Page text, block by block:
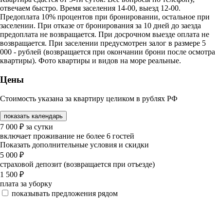
отвечаем быстро. Время заселения 14-00, выезд 12-00.
Предоплата 10% процентов при бронировании, остальное при
заселении. При отказе от бронирования за 10 дней до заезда
предоплата не возвращается. При досрочном выезде оплата не
возвращается. При заселении предусмотрен залог в размере 5
000 - рублей (возвращается при окончании брони после осмотра
квартиры). Фото квартиры и видов на море реальные.
Цены
Стоимость указана за квартиру целиком в рублях РФ
показать календарь
7 000 ₽ за сутки
включает проживание не более 6 гостей
Показать дополнительные условия и скидки
5 000 ₽
страховой депозит (возвращается при отъезде)
1 500 ₽
плата за уборку
показывать предложения рядом